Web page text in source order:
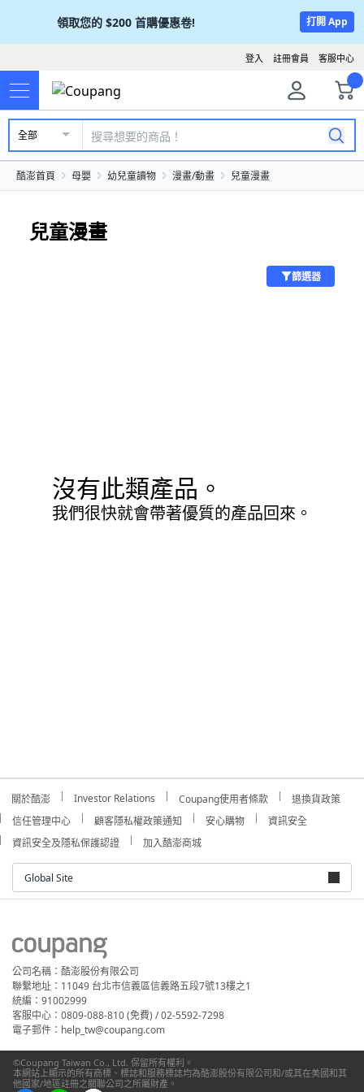
領取您的 $200 首購優惠卷! 打開 App
客服中心
註冊會員
登入
全部
酷澎首頁 母嬰 幼兒童讀物 漫畫/動畫 兒童漫畫
兒童漫畫
篩選器
沒有此類產品。
我們很快就會帶著優質的產品回來。
關於酷澎 Investor Relations Coupang使用者條款
退換貨政策
信任管理中心
顧客隱私權政策通知 安心購物
資訊安全
資訊安全及隱私保護認證
加入酷澎商城
Global Site
公司名稱：酷澎股份有限公司
聯繫地址：11049 台北市信義區信義路五段7號13樓之1
統編：91002999
客服中心：0809-088-810 (免費) / 02-5592-7298
電子郵件：help_tw@coupang.com
©Coupang Taiwan Co., Ltd. 保留所有權利。
本網站上顯示的所有商標、標誌和服務標誌均為酷澎股份有限公司和/或其在美國和其
他國家/地區註冊之關聯公司之所屬財產。